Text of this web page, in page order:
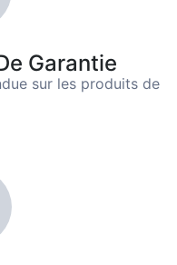
Garantie
sur les produits de